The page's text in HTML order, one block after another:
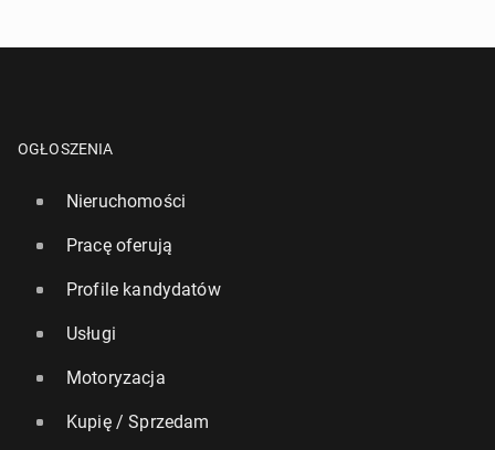
OGŁOSZENIA
Nieruchomości
Pracę oferują
Profile kandydatów
Usługi
Motoryzacja
Kupię / Sprzedam